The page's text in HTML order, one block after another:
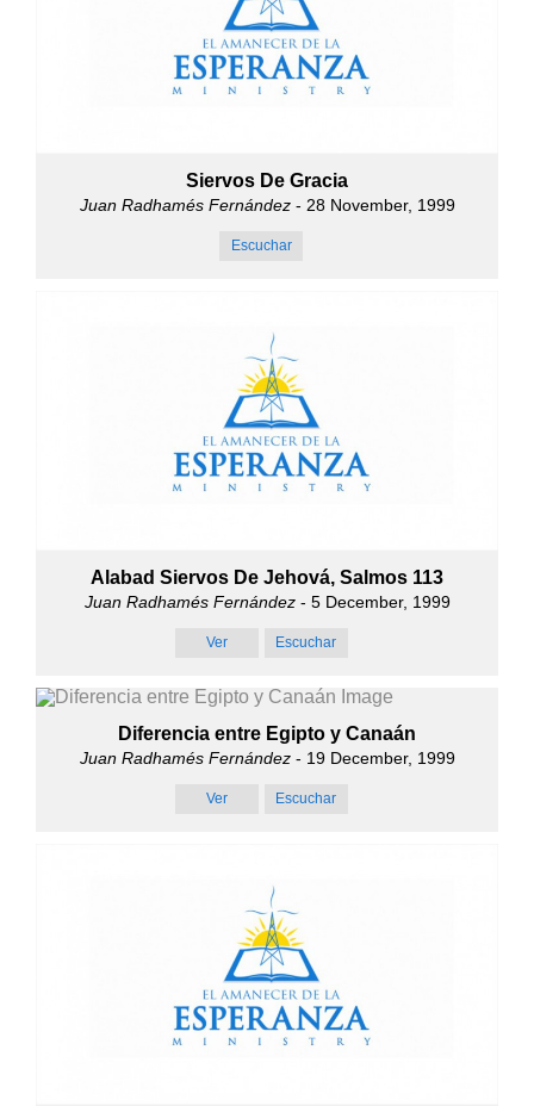
Siervos De Gracia
Juan Radhamés Fernández- 28 November, 1999
Escuchar
Alabad Siervos De Jehová, Salmos 113
Juan Radhamés Fernández- 5 December, 1999
Ver Escuchar
Diferencia entre Egipto y Canaán
Juan Radhamés Fernández- 19 December, 1999
Ver Escuchar